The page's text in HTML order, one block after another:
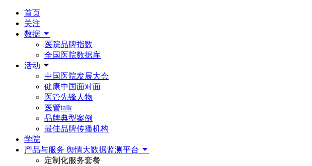
首页
关注
数据
医院品牌指数
全国医院数据库
活动
中国医院发展大会
健康中国面对面
医管先锋人物
医管talk
品牌典型案例
最佳品牌传播机构
学院
产品与服务 舆情大数据监测平台
定制化服务套餐